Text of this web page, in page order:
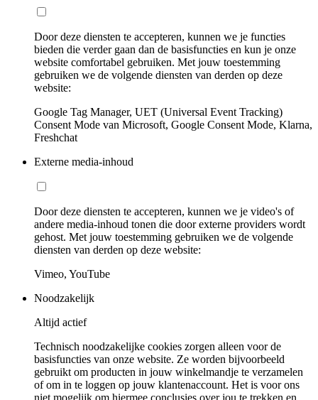
Door deze diensten te accepteren, kunnen we je functies
bieden die verder gaan dan de basisfuncties en kun je onze
website comfortabel gebruiken. Met jouw toestemming
gebruiken we de volgende diensten van derden op deze
website:
Google Tag Manager, UET (Universal Event Tracking)
Consent Mode van Microsoft, Google Consent Mode, Klarna,
Freshchat
Externe media-inhoud
Door deze diensten te accepteren, kunnen we je video's of
andere media-inhoud tonen die door externe providers wordt
gehost. Met jouw toestemming gebruiken we de volgende
diensten van derden op deze website:
Vimeo, YouTube
Noodzakelijk
Altijd actief
Technisch noodzakelijke cookies zorgen alleen voor de
basisfuncties van onze website. Ze worden bijvoorbeeld
gebruikt om producten in jouw winkelmandje te verzamelen
of om in te loggen op jouw klantenaccount. Het is voor ons
niet mogelijk om hiermee conclusies over jou te trekken en